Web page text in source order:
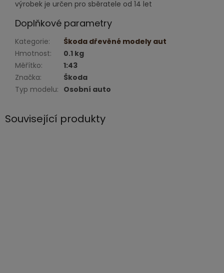
výrobek je určen pro sběratele od 14 let
Doplňkové parametry
Kategorie:
Škoda dřevěné modely aut
Hmotnost:
0.1 kg
Měřítko:
1:43
Značka:
Škoda
Typ modelu: Osobní auto
Související produkty